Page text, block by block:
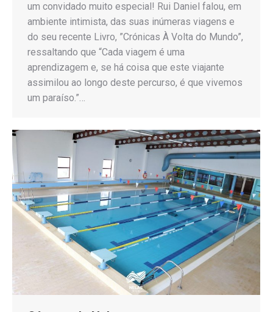
um convidado muito especial! Rui Daniel falou, em
ambiente intimista, das suas inúmeras viagens e
do seu recente Livro, ”Crónicas À Volta do Mundo”,
ressaltando que “Cada viagem é uma
aprendizagem e, se há coisa que este viajante
assimilou ao longo deste percurso, é que vivemos
um paraíso.”…